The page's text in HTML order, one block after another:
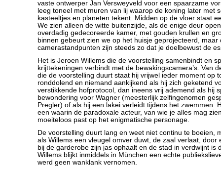
vaste ontwerper Jan Versweyveld voor een spaarzame
leeg toneel met muren van lij waarop de koning later met
kasteeltjes en planeten tekent. Midden op de vloer staat
We zien alleen de witte buitenzijde, als de enige deur
overdadig gedecoreerde kamer, met gouden krullen en
binnen gebeurt zien we op het huisje geprojecteerd, maar
camerastandpunten zijn steeds zo dat je doelbewust de
Het is Jeroen Willems die de voorstelling samenbindt en
krijttekeningen verbindt met de bewakingscamera’s. Van
die de voorstelling duurt staat hij vrijwel ieder moment op
ronddolend en niemand aankijkend als hij zich geketend
verstikkende hofprotocol, dan ineens vrij ademend als hij
bewondering voor Wagner (meesterlijk zelfingenomen
Pregler) of als hij een lakei verleidt tijdens het zwemmen.
een waarin de paradoxale acteur, van wie je alles mag
moeiteloos past op het enigmatische personage.
De voorstelling duurt lang en weet niet continu te boeien,
als Willems een vleugel omver duwt, de zaal verlaat, door
bij de garderobe zijn jas ophaalt en de stad in verdwijnt is
Willems blijkt inmiddels in München een echte
werd geen wanklank vernomen.